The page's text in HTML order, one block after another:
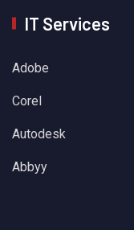
IT Services
Adobe
Corel
Autodesk
Abbyy